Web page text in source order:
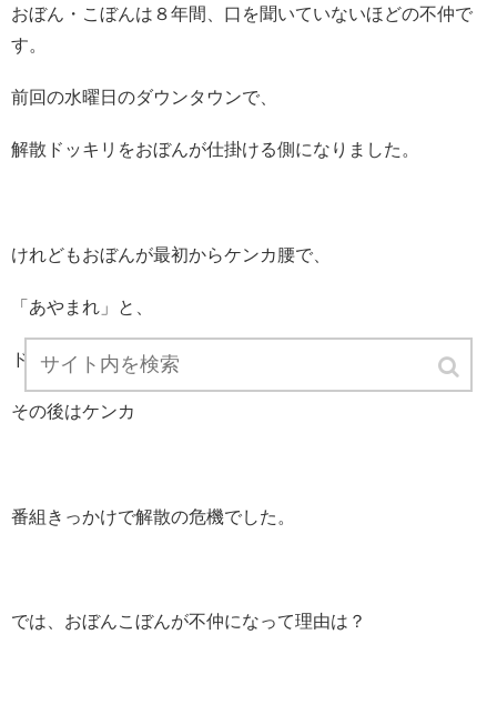
おぼん・こぼんは８年間、口を聞いていないほどの不仲で
す。
前回の水曜日のダウンタウンで、
解散ドッキリをおぼんが仕掛ける側になりました。
けれどもおぼんが最初からケンカ腰で、
「あやまれ」と、
ドッキリを口実に不満を吐き出したため、
その後はケンカ
番組きっかけで解散の危機でした。
では、おぼんこぼんが不仲になって理由は？